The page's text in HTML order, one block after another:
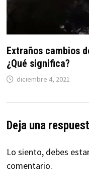
Extraños cambios
¿Qué significa?
diciembre 4, 2021
Deja una
Lo siento, debes
comentario.